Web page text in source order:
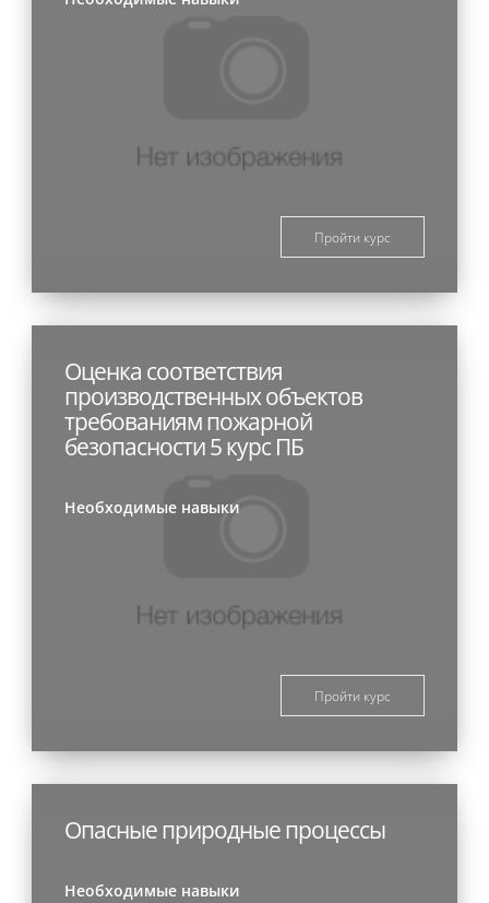
Пройти курс
Оценка соответствия
производственных объектов
требованиям пожарной
безопасности 5 курс ПБ
Необходимые навыки
Пройти курс
Опасные природные процессы
Необходимые навыки